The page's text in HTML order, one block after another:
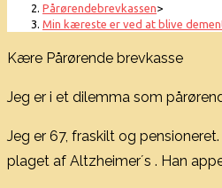
Pårørendebrevkassen>
Min kæreste er ved at blive
Kære Pårørende brevkasse
Jeg er i et dilemma som
Jeg er 67, fraskilt og
plaget af Altzheimer´s . Han